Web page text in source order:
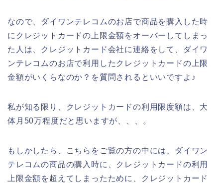
なので、ダイワンテレコムのお店で商品を購入した時
にクレジットカードの上限金額をオーバーしてしまっ
た人は、クレジットカード会社に連絡をして、ダイワ
ンテレコムのお店で利用したクレジットカードの上限
金額がいくらなのか？を質問されるといいですよ♪
私が知る限り、クレジットカードの利用限度額は、大
体月50万程度だと思いますが、、、。
もしかしたら、こちらをご覧の方の中には、ダイワン
テレコムの商品の購入時に、クレジットカードの利用
上限金額を超えてしまったために、クレジットカード